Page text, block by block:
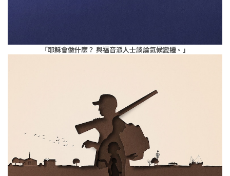
「耶穌會做什麼？ 與福音派人士談論氣候變遷。」